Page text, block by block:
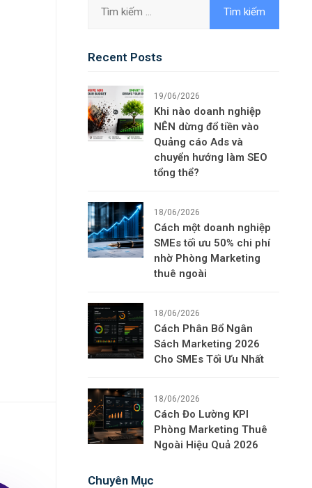
Recent Posts
19/06/2026
Khi nào doanh nghiệp
NÊN dừng đổ tiền vào
Quảng cáo Ads và
chuyển hướng làm SEO
tổng thể?
18/06/2026
Cách một doanh nghiệp
SMEs tối ưu 50% chi phí
nhờ Phòng Marketing
thuê ngoài
18/06/2026
Cách Phân Bổ Ngân
Sách Marketing 2026
Cho SMEs Tối Ưu Nhất
18/06/2026
Cách Đo Lường KPI
Phòng Marketing Thuê
Ngoài Hiệu Quả 2026
Chuyên Mục